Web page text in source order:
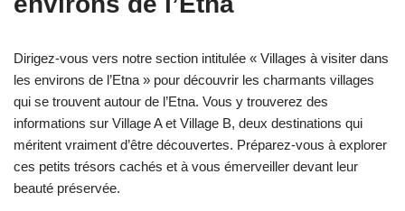
Dirigez-vous vers notre section intitulée « Villages à visiter dans
les environs de l’Etna » pour découvrir les charmants villages
qui se trouvent autour de l’Etna. Vous y trouverez des
informations sur Village A et Village B, deux destinations qui
méritent vraiment d’être découvertes. Préparez-vous à explorer
ces petits trésors cachés et à vous émerveiller devant leur
beauté préservée.